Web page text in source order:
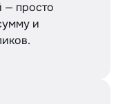
— просто
и